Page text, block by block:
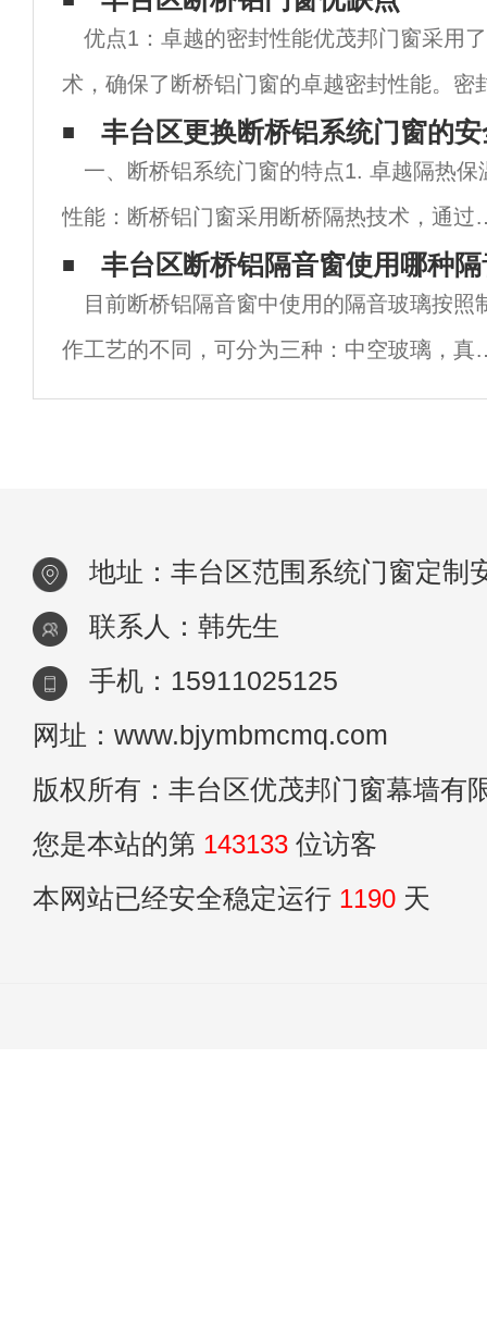
优点1：卓越的密封性能优茂邦门窗采用
术，确保了断桥铝门窗的卓越密封性能。密
接关系到门窗的隔音、防尘和防水效果。断
密封性能可以有效地隔绝噪音和灰尘的侵入
丰台区更换断桥铝系统门窗的
一、断桥铝系统门窗的特点1. 卓越隔热保
性能：断桥铝门窗采用断桥隔热技术，通过
型材中的隔热条有效阻断室内外热量传递，
大降低了能耗，提升了家居的保温效果，尤
适合寒冷或炎热地区使用。2. 高效隔音
丰台区断桥铝隔音窗使用哪种
目前断桥铝隔音窗中使用的隔音玻璃按照
作工艺的不同，可分为三种：中空玻璃，真
玻璃，夹胶玻璃。在隔音方面每种玻璃都有
地址：丰台区范围系统门窗定制
联系人：韩先生
手机：15911025125
网址：www.bjymbmcmq.com
版权所有：丰台区优茂邦门窗幕墙有
您是本站的第 143133 位访客
本网站已经安全稳定运行 1190 天